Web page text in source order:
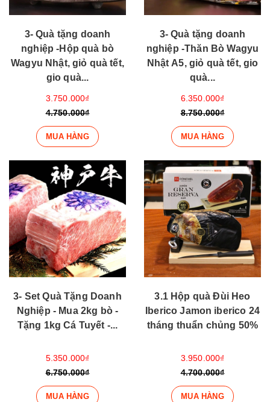
3- Quà tặng doanh
nghiệp -Hộp quà bò
Wagyu Nhật, giỏ quà tết,
gio quà...
3.750.000₫
4.750.000₫
MUA HÀNG
3- Quà tặng doanh
nghiệp -Thăn Bò Wagyu
Nhật A5, giỏ quà tết, gio
quà...
6.350.000₫
8.750.000₫
MUA HÀNG
3- Set Quà Tặng Doanh
Nghiệp - Mua 2kg bò -
Tặng 1kg Cá Tuyết -...
5.350.000₫
6.750.000₫
MUA HÀNG
3.1 Hộp quà Đùi Heo
Iberico Jamon iberico 24
tháng thuẩn chủng 50%
3.950.000₫
4.700.000₫
MUA HÀNG